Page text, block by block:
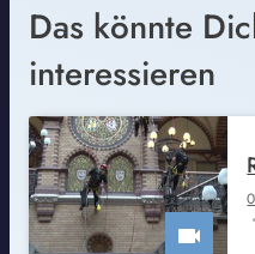
Das könnte
interessieren